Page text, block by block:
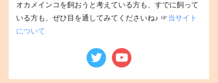
オカメインコを飼おうと考えている方も、すでに飼って
いる方も、ぜひ目を通してみてくださいね♪ ☞当サイト
について